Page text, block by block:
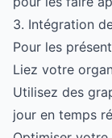
3. Intégration
Pour les
Liez votre
Utilisez des
jour en temps